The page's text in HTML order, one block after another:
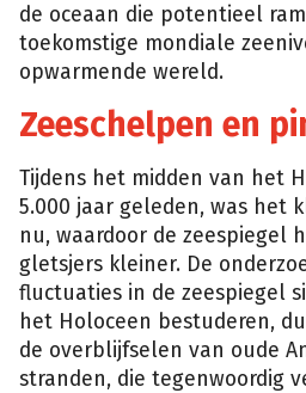
de oceaan die potentieel
toekomstige mondiale
opwarmende wereld.
Zeeschelpen en
Tijdens het midden van het
5.000 jaar geleden, was het
nu, waardoor de zeespiegel
gletsjers kleiner. De
fluctuaties in de zeespiegel
het Holoceen bestuderen,
de overblijfselen van oude
stranden, die tegenwoordig